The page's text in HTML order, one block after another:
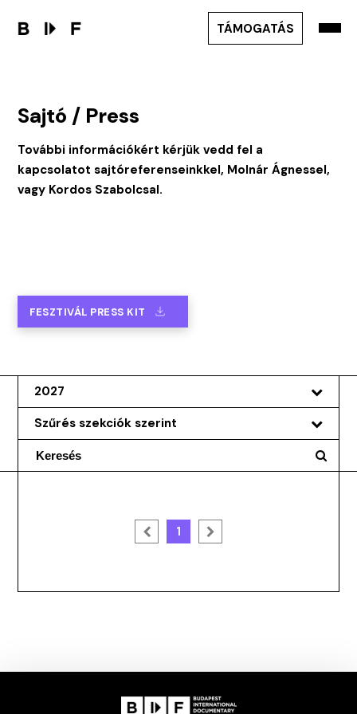
TÁMOGATÁS
Sajtó / Press
További információkért kérjük vedd fel a
kapcsolatot sajtóreferenseinkkel, Molnár Ágnessel,
vagy Kordos Szabolcsal.
FESZTIVÁL PRESS KIT
2027
Szűrés szekciók szerint
1